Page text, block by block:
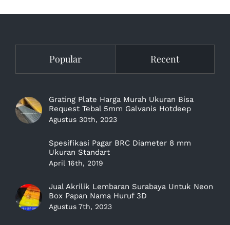
Popular Recent
Grating Plate Harga Murah Ukuran Bisa
Request Tebal 5mm Galvanis Hotdeep
Agustus 30th, 2023
Spesifikasi Pagar BRC Diameter 8 mm
Ukuran Standart
April 16th, 2019
Jual Akrilik Lembaran Surabaya Untuk Neon
Box Papan Nama Huruf 3D
Agustus 7th, 2023